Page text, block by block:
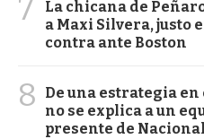
7
La chicana de
a Maxi Silvera, justo
contra ante Boston
8
De una estrategia en
no se explica a un
presente de Nacional